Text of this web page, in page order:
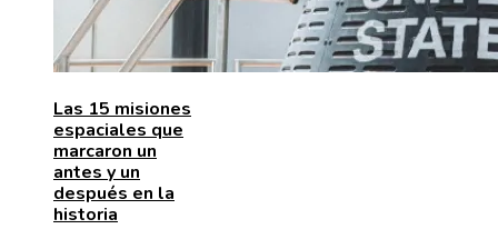
Las 15 misiones
espaciales que
marcaron un
antes y un
después en la
historia